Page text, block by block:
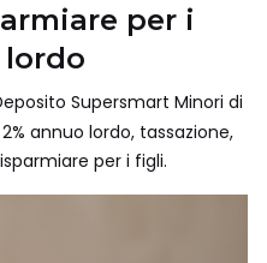
per i
lordo
Supersmart Minori di
annuo lordo, tassazione,
per i figli.